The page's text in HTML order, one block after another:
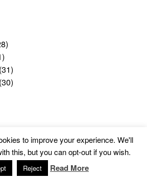
(31)
(30)
to improve your experience. We'll
this, but you can opt-out if you wish.
Reject Read More